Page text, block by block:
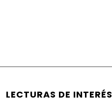
LECTURAS DE INTERÉS